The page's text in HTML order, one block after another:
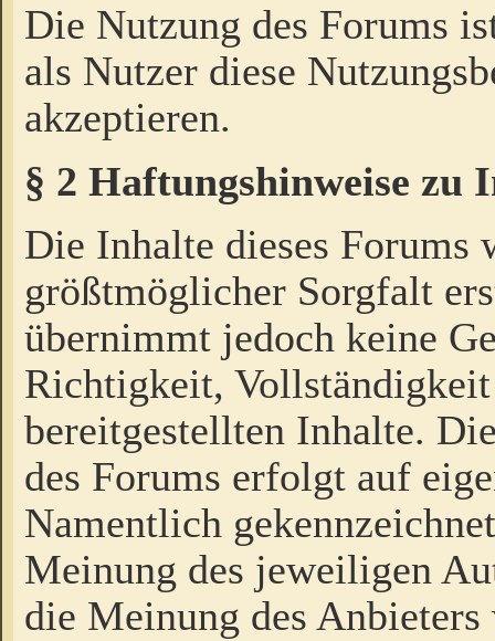
Die Nutzung des Forums
als Nutzer diese
akzeptieren.
§ 2 Haftungshinweise zu
Die Inhalte dieses Forums
größtmöglicher Sorgfalt
übernimmt jedoch keine
Richtigkeit,
bereitgestellten Inhalte.
des Forums erfolgt auf
Namentlich
Meinung des jeweiligen
die Meinung des Anbieters